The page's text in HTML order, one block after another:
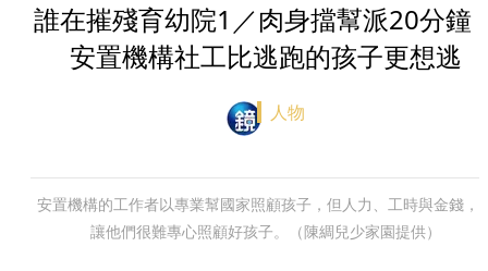
誰在摧殘育幼院1／肉身擋幫派20分
安置機構社工比逃跑的孩子更想逃
人物
安置機構的工作者以專業幫國家照顧孩子，但人力、工時與金錢，
讓他們很難專心照顧好孩子。（陳綢兒少家園提供）